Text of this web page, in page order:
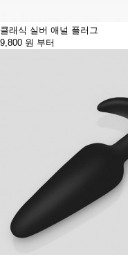
클래식 실버 애널 플러그
9,800 원 부터